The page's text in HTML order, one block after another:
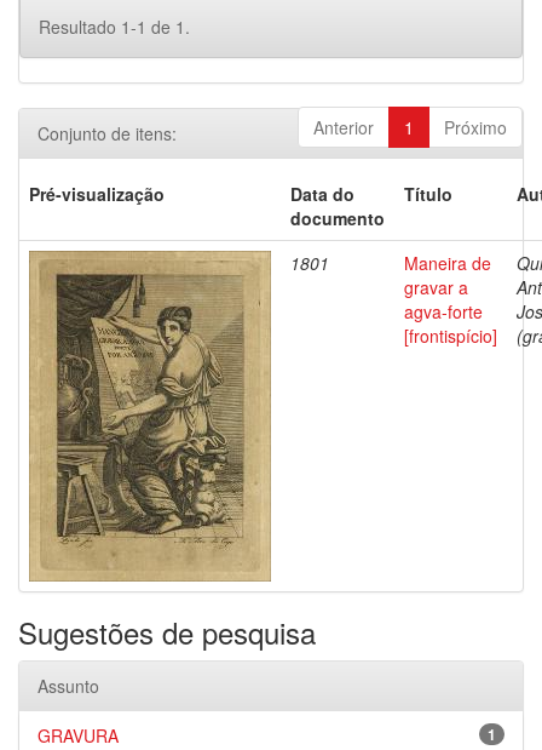
Resultado 1-1 de 1.
Anterior 1 Próximo
Conjunto de itens:
Pré-visualização
Data do
documento
Título
1801
Maneira de
gravar a
agva-forte
[frontispício]
Sugestões de pesquisa
Assunto
1
GRAVURA